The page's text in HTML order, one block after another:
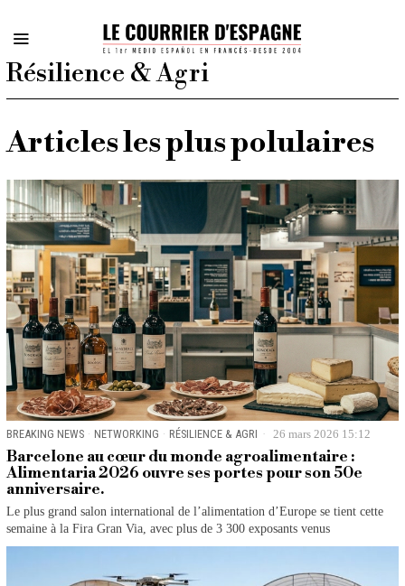
Résilience & Agri
Articles les plus polulaires
BREAKING NEWS · NETWORKING · RÉSILIENCE & AGRI 26 mars 2026 15:12
Barcelone au cœur du monde agroalimentaire :
Alimentaria 2026 ouvre ses portes pour son 50e
anniversaire.
Le plus grand salon international de l’alimentation d’Europe se tient cette
semaine à la Fira Gran Via, avec plus de 3 300 exposants venus